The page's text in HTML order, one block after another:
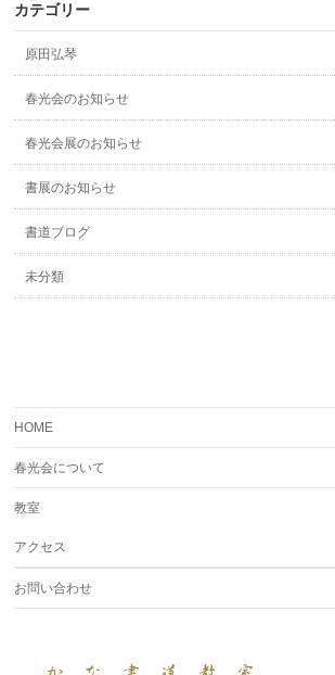
カテゴリー
原田弘琴
春光会のお知らせ
春光会展のお知らせ
書展のお知らせ
書道ブログ
未分類
HOME
春光会について
教室
アクセス
お問い合わせ